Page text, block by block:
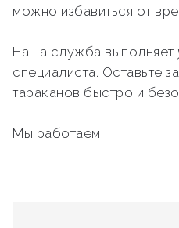
можно избавиться от
Наша служба выполняет
специалиста. Оставьте
тараканов быстро и
Мы работаем: